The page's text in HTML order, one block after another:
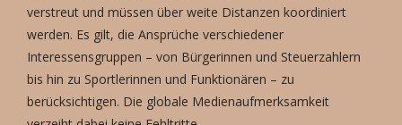
verstreut und müssen über weite Distanzen koordiniert
werden. Es gilt, die Ansprüche verschiedener
Interessensgruppen – von Bürgerinnen und Steuerzahlern
bis hin zu Sportlerinnen und Funktionären – zu
berücksichtigen. Die globale Medienaufmerksamkeit